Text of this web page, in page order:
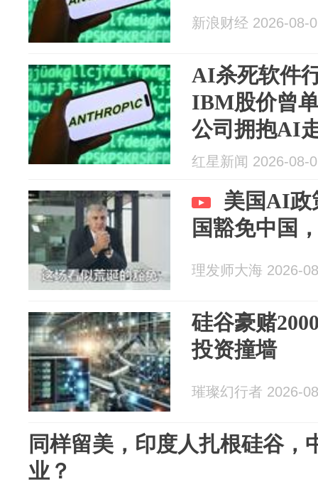
新浪财经 2026-08-
AI杀死软件
IBM股价曾
公司拥抱AI
红星新闻 2026-08-
美国AI政
国豁免中国
理发师大海 2026-
硅谷豪赌
投资撞墙
璀璨幻行者 2026-
同样留美，印度人扎根硅谷，
业？